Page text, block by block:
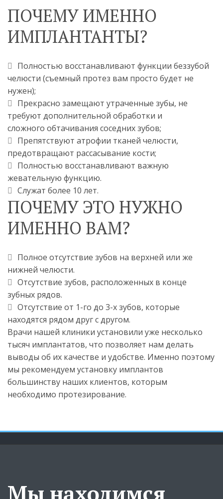
ПОЧЕМУ ИМЕННО
ИМПЛАНТАНТЫ?
Полностью восстанавливают функции беззубой
челюсти (съемный протез вам просто будет не
нужен);
Прекрасно замещают утраченные зубы, не
требуют дополнительной обработки и
сложного обтачивания соседних зубов;
Препятствуют атрофии тканей челюсти,
предотвращают рассасывание кости;
Полностью восстанавливают важную
жевательную функцию.
Служат более 10 лет.
ПОЧЕМУ ЭТО НУЖНО
ИМЕННО ВАМ?
Полное отсутствие зубов на верхней или же
нижней челюсти.
Отсутствие зубов, расположенных в конце
зубных рядов.
Отсутствие от 1-го до 3-х зубов, которые
находятся рядом друг с другом.
Врачи нашей клиники установили уже несколько
тысяч имплантатов, что позволяет нам делать
выводы об их качестве и удобстве. Именно поэтому
мы рекомендуем установку имплантов
большинству наших клиентов, которым
необходимо протезирование.
Мы находимся